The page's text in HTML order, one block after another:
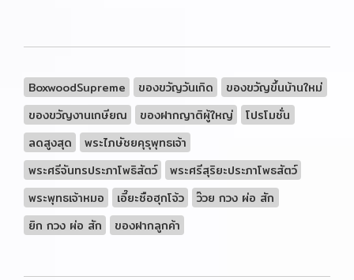
BoxwoodSupreme ของขวัญวันเกิด
ของขวัญขึ้นบ้านใหม่
ของขวัญงานเกษียณ
ของฝากญาติผู้ใหญ่
โปรโมชั่น
ลดสูงสุด
พระไภษัชยคุรุพุทธเจ้า
พระศรีจันทรประภาโพธิสัตว์
พระศรีสุริยะประภาโพธสัตว์
พระพุทธเจ้าหมอ
เอี๊ยะซือฮุกโจ้ว
ว๊วย กวง ผ่อ สัก
ยิก กวง ผ่อ สัก
ของฝากลูกค้า